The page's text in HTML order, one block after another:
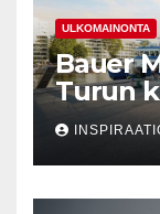
ULKOMAINONTA
Bauer
Turun